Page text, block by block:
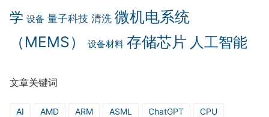
学 设备 量子科技 清洗 微机电系统
（MEMS）
设备材料 存储芯片 人工智能
文章关键词
AI AMD ARM ASML ChatGPT
CPU